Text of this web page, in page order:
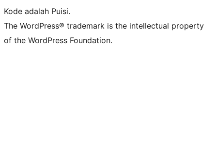
Kode adalah Puisi.
The WordPress® trademark is the intellectual property
of the WordPress Foundation.